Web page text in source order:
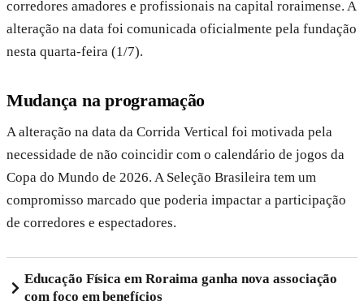
corredores amadores e profissionais na capital roraimense. A
alteração na data foi comunicada oficialmente pela fundação
nesta quarta-feira (1/7).
Mudança na programação
A alteração na data da Corrida Vertical foi motivada pela
necessidade de não coincidir com o calendário de jogos da
Copa do Mundo de 2026. A Seleção Brasileira tem um
compromisso marcado que poderia impactar a participação
de corredores e espectadores.
Educação Física em Roraima ganha nova associação
com foco em benefícios